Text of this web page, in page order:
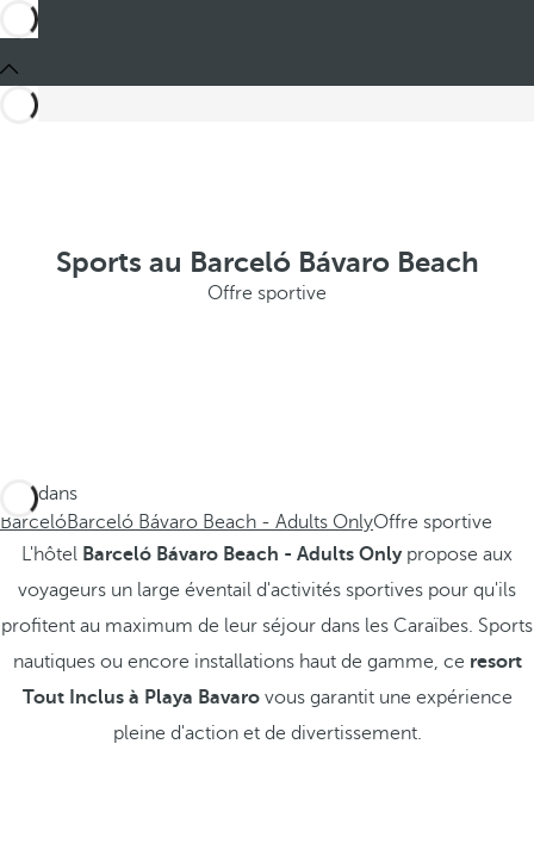
Sports au Barceló Bávaro Beach
Offre sportive
Ces dans
BarcelóBarceló Bávaro Beach - Adults OnlyOffre sportive
L'hôtel Barceló Bávaro Beach - Adults Onlypropose aux
voyageurs un large éventail d'activités sportives pour qu'ils
profitent au maximum de leur séjour dans les Caraïbes. Sports
nautiques ou encore installations haut de gamme, ce resort
Tout Inclus à Playa Bavarovous garantit une expérience
pleine d'action et de divertissement.